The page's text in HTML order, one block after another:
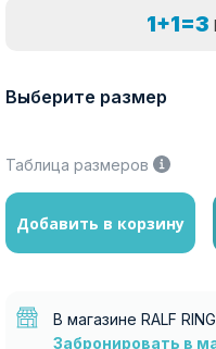
1+1=3
Выберите размер
Таблица размеров
Добавить в корзину
В магазине RALF
Забронировать в